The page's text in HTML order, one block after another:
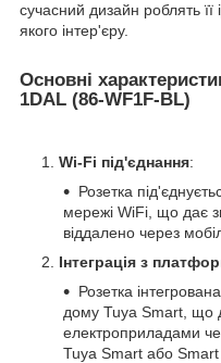
сучасний дизайн роблять
якого інтер'єру.
Основні
1DAL (86-WF1F-BL)
Wi-Fi під'єднання:
Розетка
мережі WiFi, що дає
віддалено через
Інтеграція з
Розетка
дому Tuya Smart, що
електроприладами
Tuya Smart або Smart